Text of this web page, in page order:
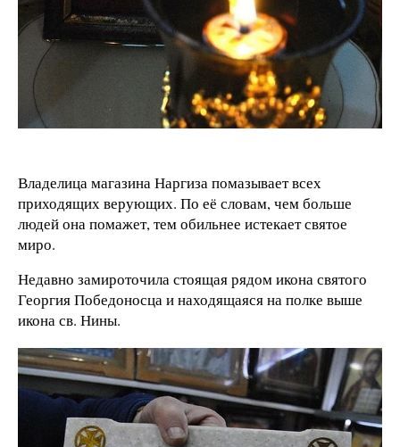
Владелица магазина Наргиза помазывает всех
приходящих верующих. По её словам, чем больше
людей она помажет, тем обильнее истекает святое
миро.
Недавно замироточила стоящая рядом икона святого
Георгия Победоносца и находящаяся на полке выше
икона св. Нины.